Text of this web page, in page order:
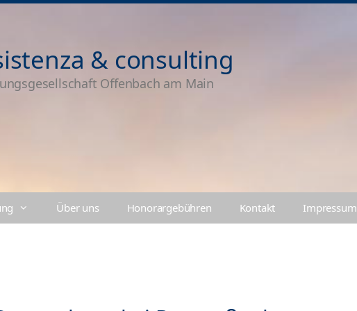
& consulting
Offenbach am Main
Über uns Honorargebühren Kontakt Impressum